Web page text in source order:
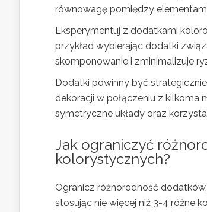
równowagę pomiędzy
Eksperymentuj z dodatkami
przykład wybierając dodatki
skomponowanie i zminimalizuje
Dodatki powinny być
dekoracji w połączeniu z kilkoma
symetryczne układy oraz
Jak ograniczyć
kolorystycznych?
Ogranicz różnorodność
stosując nie więcej niż 3-4 różne